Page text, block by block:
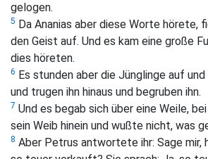
gelogen.
5 Da Ananias aber diese Worte hörete,
den Geist auf. Und es kam eine große
dies höreten.
6 Es stunden aber die Jünglinge auf
und trugen ihn hinaus und begruben ihn.
7 Und es begab sich über eine Weile,
sein Weib hinein und wußte nicht, was
8 Aber Petrus antwortete ihr: Sage mir,